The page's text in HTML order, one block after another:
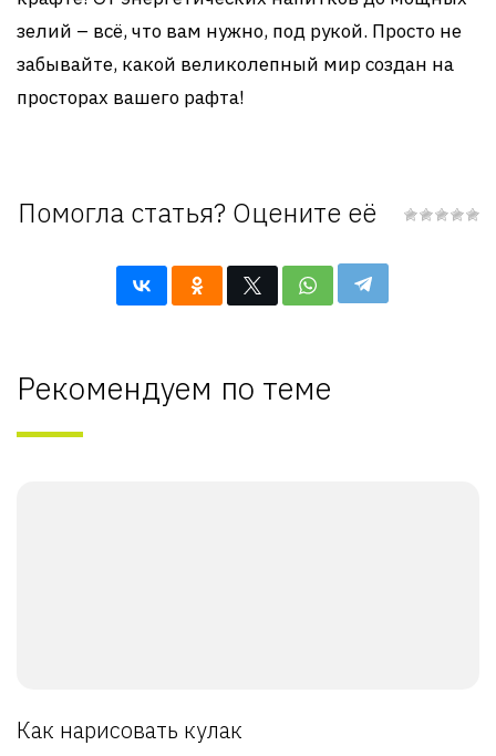
зелий – всё, что вам нужно, под рукой. Просто не
забывайте, какой великолепный мир создан на
просторах вашего рафта!
Помогла статья? Оцените её
Рекомендуем по теме
Как нарисовать кулак